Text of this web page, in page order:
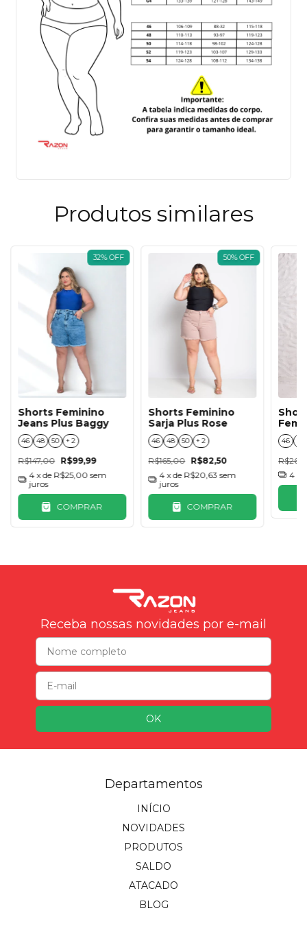
Produtos similares
32%OFF
Shorts Feminino
Jeans Plus Baggy
46 48 50 + 2
R$147,00
R$99,99
4 x de R$25,00 sem
juros
COMPRAR
50%OFF
Shorts Feminino
Sarja Plus Rose
46 48 50 + 2
R$165,00 R$82,50
4 x de R$20,63 sem
juros
COMPRAR
46
4
Receba nossas novidades por e-mail
Departamentos
INÍCIO
NOVIDADES
PRODUTOS
SALDO
ATACADO
BLOG